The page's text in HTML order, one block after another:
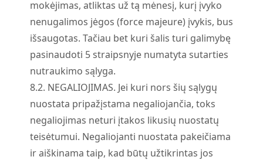
mokėjimas, atliktas už tą mėnesį, kurį įvyko
nenugalimos jėgos (force majeure) įvykis, bus
išsaugotas. Tačiau bet kuri šalis turi galimybę
pasinaudoti 5 straipsnyje numatyta sutarties
nutraukimo sąlyga.
8.2. NEGALIOJIMAS. Jei kuri nors šių sąlygų
nuostata pripažįstama negaliojančia, toks
negaliojimas neturi įtakos likusių nuostatų
teisėtumui. Negaliojanti nuostata pakeičiama
ir aiškinama taip, kad būtų užtikrintas jos